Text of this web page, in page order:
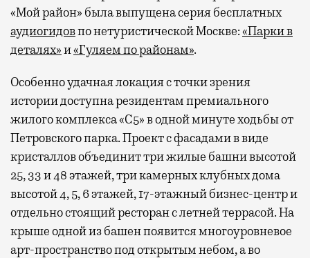
«Мой район» была выпущена серия бесплатных
аудиогидовпо нетуристической Москве:«Парки в
деталях»и«Гуляем по районам».
Особенно удачная локация с точки зрения
истории доступна резидентам премиального
жилого комплекса «С5»в одной минуте ходьбы от
Петровского парка. Проект с фасадами в виде
кристаллов объединит три жилые башни высотой
25, 33 и 48 этажей, три камерных клубных дома
высотой 4, 5, 6 этажей, 17-этажный бизнес-центр и
отдельно стоящий ресторан с летней террасой. На
крыше одной из башен появится многоуровневое
арт-пространство под открытым небом, а во